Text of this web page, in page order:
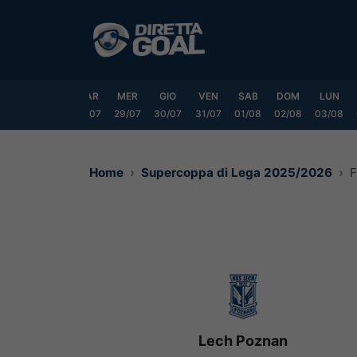
MAR
28/07
MER
29/07
GIO
30/07
VEN
31/07
SAB
01/08
DOM
02/08
LUN
03/08
Home Supercoppa di Lega 2025/2026
Lech Poznan